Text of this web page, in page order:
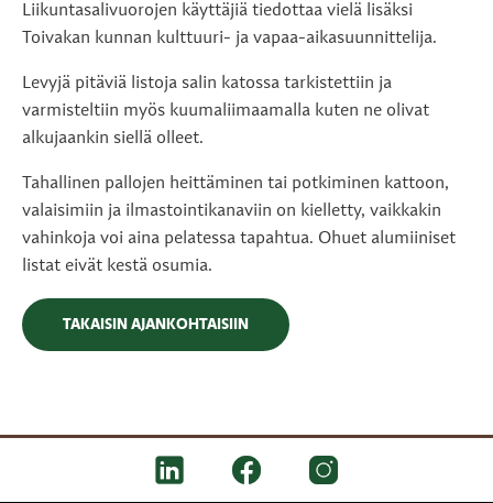
Liikuntasalivuorojen käyttäjiä tiedottaa vielä lisäksi
Toivakan kunnan kulttuuri- ja vapaa-aikasuunnittelija.
Levyjä pitäviä listoja salin katossa tarkistettiin ja
varmisteltiin myös kuumaliimaamalla kuten ne olivat
alkujaankin siellä olleet.
Tahallinen pallojen heittäminen tai potkiminen kattoon,
valaisimiin ja ilmastointikanaviin on kielletty, vaikkakin
vahinkoja voi aina pelatessa tapahtua. Ohuet alumiiniset
listat eivät kestä osumia.
TAKAISIN AJANKOHTAISIIN